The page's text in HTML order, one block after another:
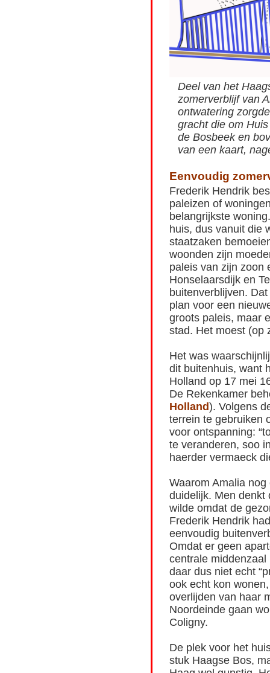
Deel van het
zomerverblijf van
ontwatering
gracht die om
de Bosbeek en
van een kaart,
Eenvoudig
Frederik Hendrik
paleizen of
belangrijkste
huis, dus vanuit die
staatzaken
woonden zijn
paleis van zijn zoon
Honselaarsdijk en
buitenverblijven.
plan voor een
groots paleis, maar
stad. Het moest (op
Het was
dit buitenhuis, want
Holland op 17 mei
De Rekenkamer
Holland). Volgens
terrein te gebruiken
voor ontspanning:
te veranderen, soo
haerder vermaeck
Waarom Amalia
duidelijk. Men denkt
wilde omdat de
Frederik Hendrik
eenvoudig
Omdat er geen
centrale
daar dus niet echt
ook echt kon
overlijden van haar
Noordeinde gaan
Coligny.
De plek voor het
stuk Haagse Bos,